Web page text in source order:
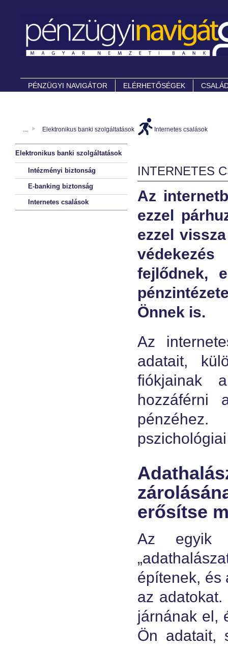
PÉNZÜGYI NAVIGÁTOR ELÉRHETŐSÉGEK
... Elektronikus banki szolgáltatások Internetes csalások
Elektronikus banki szolgáltatások
Intézményi biztonság
E-banking biztonság
Internetes csalások
INTERNETES
Az
ezzel
ezzel
fejlődnek,
Önnek is.
Az
adatait,
fiókjainak
hozzáférni
erősítse
Az egyik
építenek, és
az
járnának el,
Ön adatait,